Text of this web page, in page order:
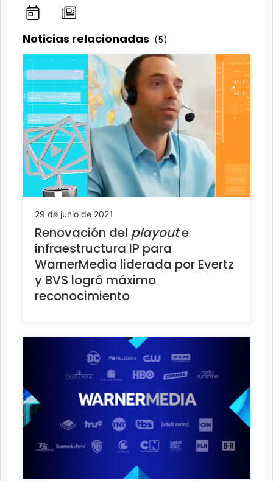
Noticias relacionadas (5)
29 de junio de 2021
Renovación del playoute
infraestructura IP para
WarnerMedia liderada por Evertz
y BVS logró máximo
reconocimiento